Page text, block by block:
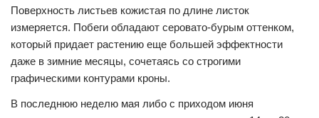
Поверхность листьев кожистая по длине листок
измеряется. Побеги обладают серовато-бурым оттенком,
который придает растению еще большей эффектности
даже в зимние месяцы, сочетаясь со строгими
графическими контурами кроны.
В последнюю неделю мая либо с приходом июня